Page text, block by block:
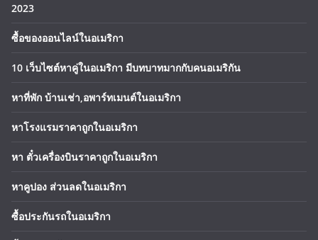
2023
ซื้อของออนไลน์ในอเมริกา
10 เว็บไซต์หาคู่ในอเมริกา มีบทบาทมากกับคนอเมริกัน
หาที่พัก บ้านเช่า,อพาร์ทเมนต์ในอเมริกา
หาโรงแรมราคาถูกในอเมริกา
หา ตั๋วเครื่องบินราคาถูกในอเมริกา
หาคูปอง ส่วนลดในอเมริกา
ซื้อประกันรถในอเมริกา